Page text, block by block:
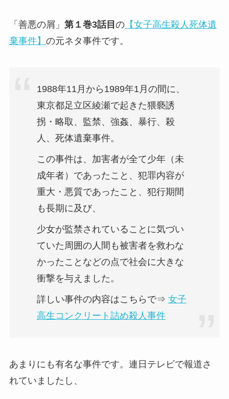
「善悪の屑」 第１巻3話目 の【女子高生殺人死体遺
棄事件】 の元ネタ事件です。
1988年11月から1989年1月の間に、
東京都足立区綾瀬で起きた猥褻誘
拐・略取、監禁、強姦、暴行、殺
人、死体遺棄事件。
この事件は、加害者が全て少年（未
成年者）であったこと、犯罪内容が
重大・悪質であったこと、犯行期間
も長期に及び、
少女が監禁されていることに気づい
ていた周囲の人間も被害者を救わな
かったことなどの点で社会に大きな
衝撃を与えました。
詳しい事件の内容はこちらで⇒ 女子
高生コンクリート詰め殺人事件
あまりにも有名な事件です。連日テレビで報道さ
れていましたし、